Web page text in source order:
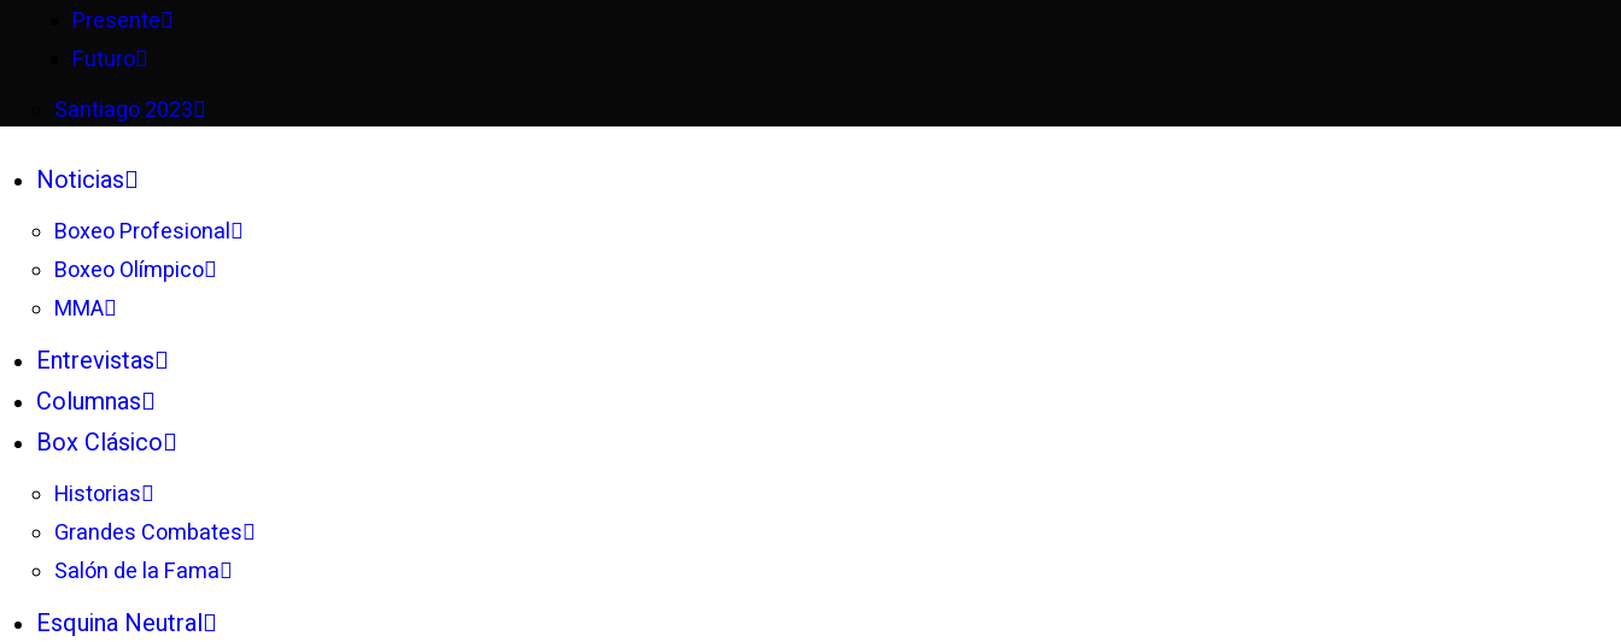
Presente
Futuro
Santiago 2023
Noticias
Boxeo Profesional
Boxeo Olímpico
MMA
Entrevistas
Columnas
Box Clásico
Historias
Grandes Combates
Salón de la Fama
Esquina Neutral